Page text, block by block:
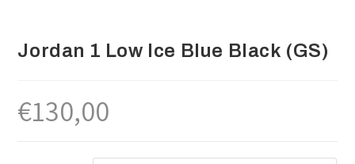
Jordan 1 Low Ice Blue Black (GS)
€130,00